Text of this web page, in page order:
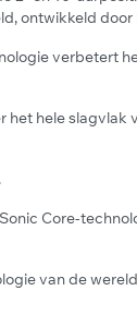
ontwikkeld door
verbetert
hele slagvlak
Core-
van de